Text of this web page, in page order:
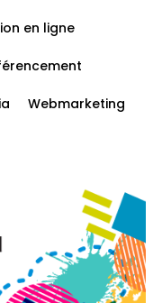
en ligne
Webmarketing